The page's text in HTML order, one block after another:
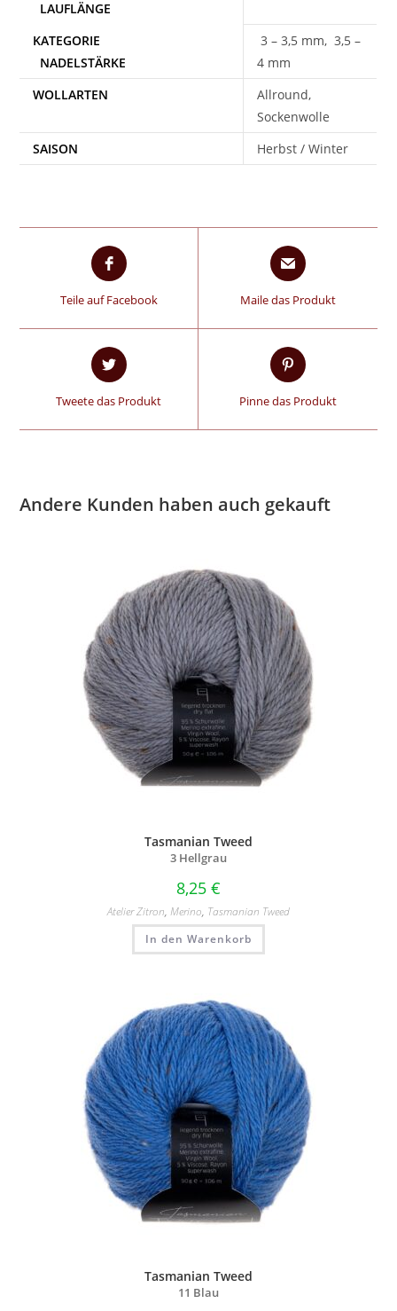
3 – 3,5 mm, 3,5 –
4 mm
WOLLARTEN
Allround,
Sockenwolle
SAISON
Herbst / Winter
Teile auf Facebook Maile das Produkt
Tweete das Produkt Pinne das Produkt
Andere Kunden haben auch gekauft
Tasmanian Tweed
3 Hellgrau
8,25 €
Atelier Zitron, Merino, Tasmanian Tweed
In den Warenkorb
Tasmanian Tweed
11 Blau